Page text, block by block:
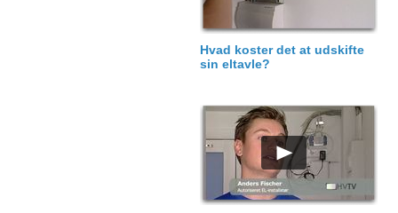
Hvad koster det at udskifte
sin eltavle?